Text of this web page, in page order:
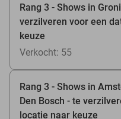
Rang 3 - Shows in
verzilveren voor een
keuze
Verkocht: 55
Rang 3 - Shows in
Den Bosch - te
locatie naar keuze